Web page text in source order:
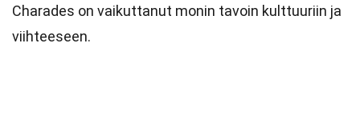
Charades on vaikuttanut monin tavoin kulttuuriin ja
viihteeseen.